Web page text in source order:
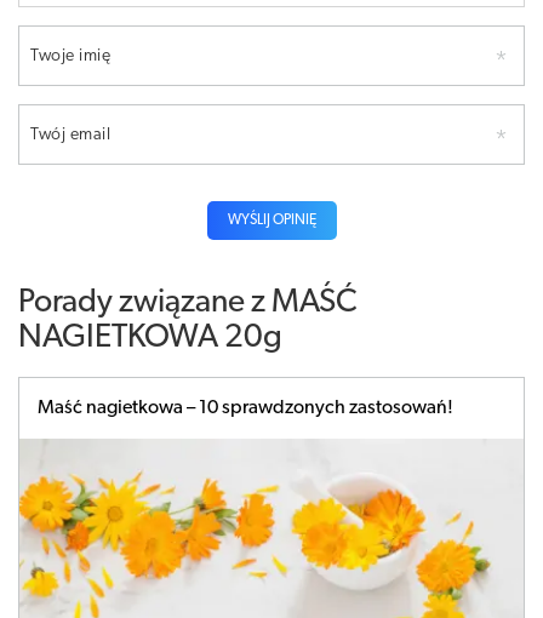
Twoje imię
Twój email
WYŚLIJ OPINIĘ
Porady związane z MAŚĆ
NAGIETKOWA 20g
Maść nagietkowa – 10 sprawdzonych zastosowań!